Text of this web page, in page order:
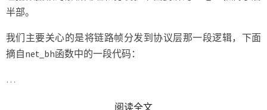
半部。
我们主要关心的是将链路帧分发到协议层那一段逻辑，下面
摘自net_bh函数中的一段代码：
…
阅读全文READ MORE